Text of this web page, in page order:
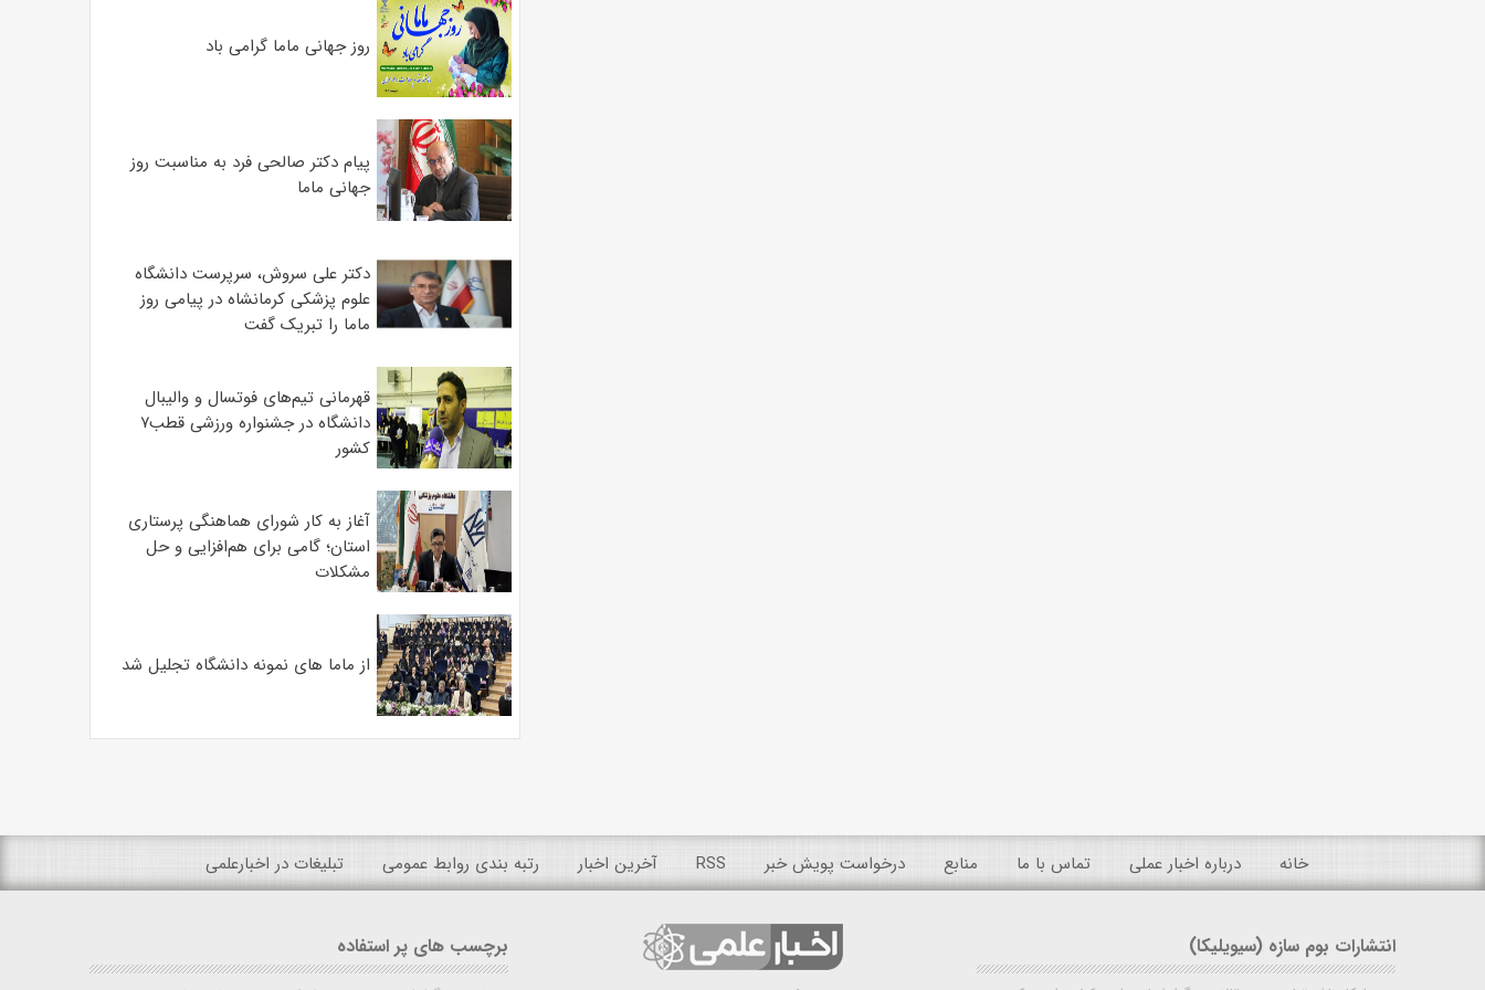
روز جهانی ماما گرامی باد
پیام دکتر صالحی فرد به مناسبت روز
جهانی ماما
دکتر علی سروش، سرپرست دانشگاه
علوم پزشکی کرمانشاه در پیامی روز
ماما را تبریک گفت
قهرمانی تیم‌های فوتسال و والیبال
دانشگاه در جشنواره ورزشی قطب۷
کشور
آغاز به کار شورای هماهنگی پرستاری
استان؛ گامی برای هم‌افزایی و حل
مشکلات
از ماما های نمونه دانشگاه تجلیل شد
خانه درباره اخبار عملی تماس با ما منابع درخواست پویش خبر RSS آخرین اخبار رتبه بندی روابط عمومی تبلیغات در اخبارعلمی
انتشارات بوم سازه (سیویلیکا) برچسب های پر استفاده